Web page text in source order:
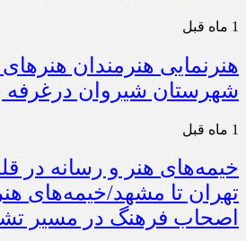
1 ماه قبل
هنرنمایی هنرمندان
شهرستان شیروان درغرفه
1 ماه قبل
خیمه‌های هنر و رسانه در
تهران تا مشهد/خیمه‌های
اصحاب فرهنگ در مسیر